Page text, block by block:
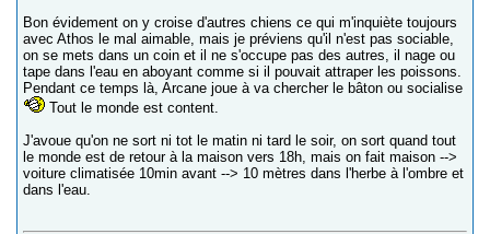
Bon évidement on y croise d'autres chiens ce qui m'inquiète toujours
avec Athos le mal aimable, mais je préviens qu'il n'est pas sociable,
on se mets dans un coin et il ne s'occupe pas des autres, il nage ou
tape dans l'eau en aboyant comme si il pouvait attraper les poissons.
Pendant ce temps là, Arcane joue à va chercher le bâton ou socialise
Tout le monde est content.
J'avoue qu'on ne sort ni tot le matin ni tard le soir, on sort quand tout
le monde est de retour à la maison vers 18h, mais on fait maison -->
voiture climatisée 10min avant --> 10 mètres dans l'herbe à l'ombre et
dans l'eau.